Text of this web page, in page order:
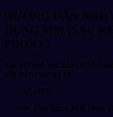
HƯỚNG DẪN ADD
DỤNG SIM (SAU
PROXY)
Sau khi anh em add eSIM
này trên máy đã có:
✅ eSIM
✅ Ứng dụng SIM (Sim